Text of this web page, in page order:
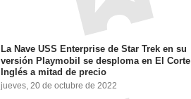
La Nave USS Enterprise de Star Trek en su
versión Playmobil se desploma en El Corte
Inglés a mitad de precio
jueves, 20 de octubre de 2022